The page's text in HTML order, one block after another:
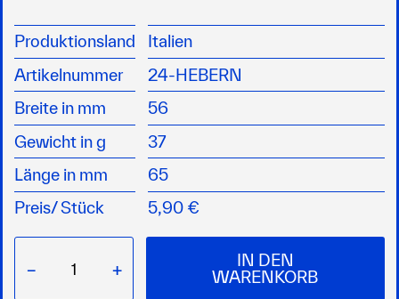
mit Feder der die „Ringklappe“ (Ø 26 mm)
geschlossen hält
Montagebohrungen 4 mm für
Senkkopfschraube
Produktionsland
Italien
Artikelnummer
24-HEBERN
Breite in mm
56
Gewicht in g
37
Länge in mm
65
Preis/Stück 5,90 €
− +
IN DEN
WARENKORB